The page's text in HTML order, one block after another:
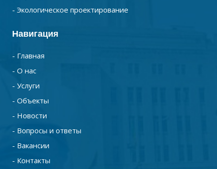
- Экологическое проектирование
Навигация
- Главная
- О нас
- Услуги
- Объекты
- Новости
- Вопросы и ответы
- Вакансии
- Контакты